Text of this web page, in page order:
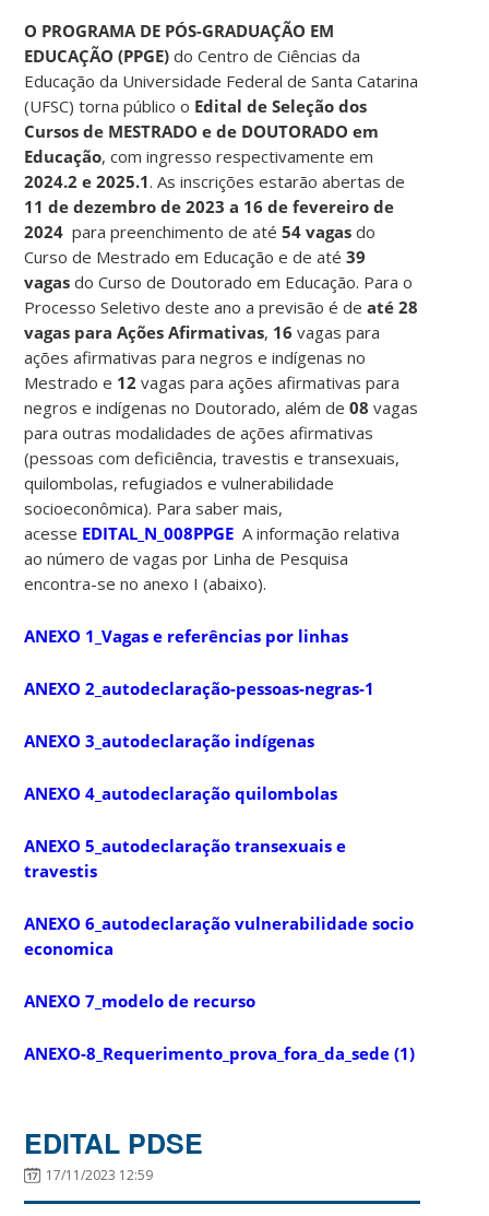
O PROGRAMA DE PÓS-GRADUAÇÃO EM
EDUCAÇÃO (PPGE) do Centro de Ciências da
Educação da Universidade Federal de Santa Catarina
(UFSC) torna público o Edital de Seleção dos
Cursos de MESTRADO e de DOUTORADO em
Educação, com ingresso respectivamente em
2024.2 e 2025.1. As inscrições estarão abertas de
11 de dezembro de 2023 a 16 de fevereiro de
2024para preenchimento de até 54 vagas do
Curso de Mestrado em Educação e de até39
vagas do Curso de Doutorado em Educação. Para o
Processo Seletivo deste ano a previsão é deaté 28
vagas para Ações Afirmativas, 16 vagas para
ações afirmativas para negros e indígenas no
Mestrado e 12 vagas para ações afirmativas para
negros e indígenas no Doutorado, além de08 vagas
para outras modalidades de ações afirmativas
(pessoas com deficiência, travestis e transexuais,
quilombolas, refugiados e vulnerabilidade
socioeconômica). Para saber mais,
acesse EDITAL_N_008PPGE A informação relativa
ao número de vagas por Linha de Pesquisa
encontra-se no anexo I (abaixo).
ANEXO 1_Vagas e referências por linhas
ANEXO 2_autodeclaração-pessoas-negras-1
ANEXO 3_autodeclaração indígenas
ANEXO 4_autodeclaração quilombolas
ANEXO 5_autodeclaração transexuais e
travestis
ANEXO 6_autodeclaração vulnerabilidade socio
economica
ANEXO 7_modelo de recurso
ANEXO-8_Requerimento_prova_fora_da_sede (1)
EDITAL PDSE
17/11/2023 12:59